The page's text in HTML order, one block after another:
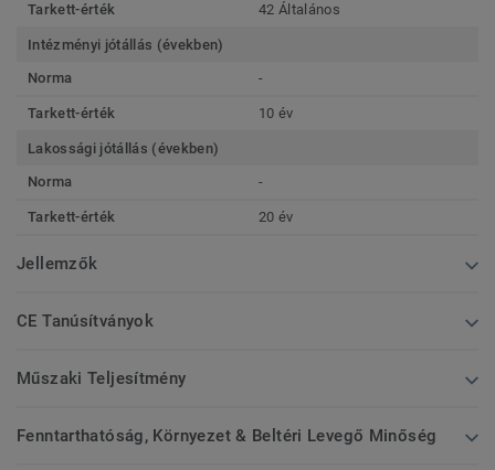
Tarkett-érték 42 Általános
Intézményi jótállás (években)
Norma
-
Tarkett-érték 10 év
Lakossági jótállás (években)
Norma
-
Tarkett-érték 20 év
Jellemzők
CE Tanúsítványok
Műszaki Teljesítmény
Fenntarthatóság, Környezet & Beltéri Levegő Minőség